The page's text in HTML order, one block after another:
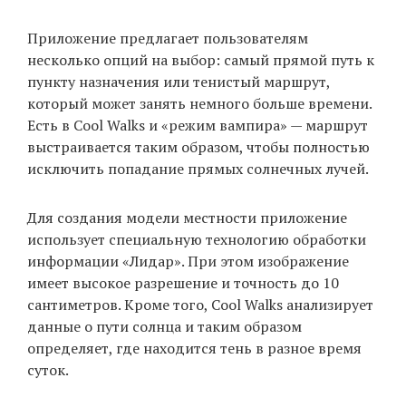
Приложение предлагает пользователям
несколько опций на выбор: самый прямой путь к
пункту назначения или тенистый маршрут,
который может занять немного больше времени.
Есть в Cool Walks и «режим вампира» — маршрут
выстраивается таким образом, чтобы полностью
исключить попадание прямых солнечных лучей.
Для создания модели местности приложение
использует специальную технологию обработки
информации «Лидар». При этом изображение
имеет высокое разрешение и точность до 10
сантиметров. Кроме того, Cool Walks анализирует
данные о пути солнца и таким образом
определяет, где находится тень в разное время
суток.